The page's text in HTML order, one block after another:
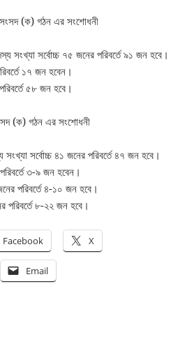
(ক) গঠন এর সংশোধনী
সংখ্যা সর্বোচ্চ ৭৫ জনের পরিবর্তে ৯১ জন হবে।
১৭ জন হবেন।
৫৮ জন হবে।
(ক) গঠন এর সংশোধনী
সর্বোচ্চ ৪১ জনের পরিবর্তে ৪৭ জন হবে।
৩-৯ জন হবেন।
পরিবর্তে ৪-১০ জন হবে।
পরিবর্তে ৮-২২ জন হবে।
Facebook X
Email